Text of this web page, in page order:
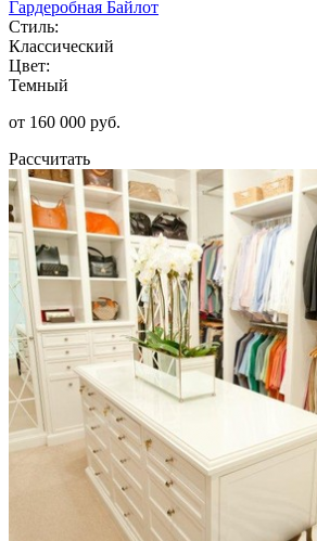
Гардеробная Байлот
Стиль:
Классический
Цвет:
Темный
от 160 000 руб.
Рассчитать